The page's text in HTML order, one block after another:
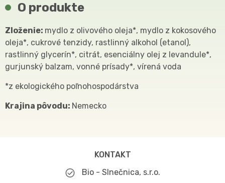
O produkte
Zloženie: mydlo z olivového oleja*, mydlo z kokosového
oleja*, cukrové tenzidy, rastlinný alkohol (etanol),
rastlinný glycerín*, citrát, esenciálny olej z levandule*,
gurjunský balzam, vonné prísady*, vírená voda
*z ekologického poľnohospodárstva
Krajina pôvodu: Nemecko
KONTAKT
Bio - Slnečnica, s.r.o.